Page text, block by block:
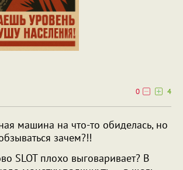
0
4
машина на что-то обиделась, но
зачем?!!
SLOT плохо выговаривает? В